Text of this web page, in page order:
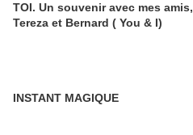
TOI. Un souvenir avec mes amis,
Tereza et Bernard ( You & I)
INSTANT MAGIQUE